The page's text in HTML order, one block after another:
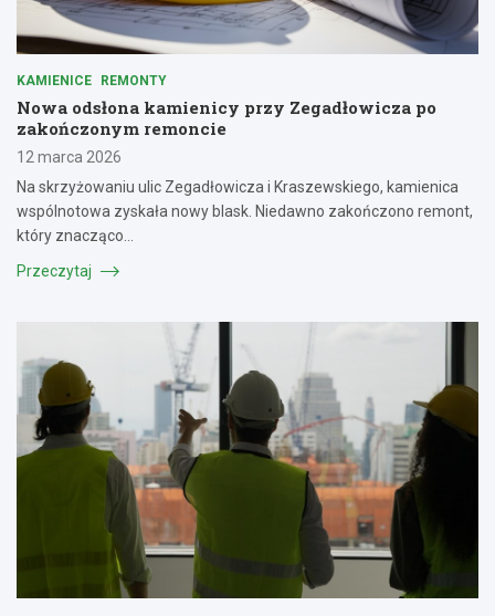
KAMIENICE REMONTY
Nowa odsłona kamienicy przy Zegadłowicza po
zakończonym remoncie
12 marca 2026
Na skrzyżowaniu ulic Zegadłowicza i Kraszewskiego, kamienica
wspólnotowa zyskała nowy blask. Niedawno zakończono remont,
który znacząco…
Przeczytaj